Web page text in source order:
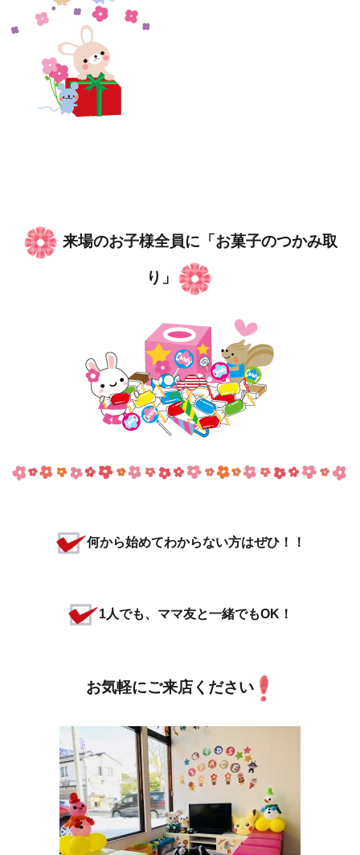
来場のお子様全員に「お菓子のつかみ取
り」
何から始めてわからない方はぜひ！！
1人でも、ママ友と一緒でもOK！
お気軽にご来店ください